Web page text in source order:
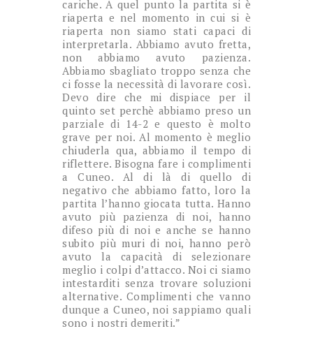
cariche. A quel punto la partita si è
riaperta e nel momento in cui si è
riaperta non siamo stati capaci di
interpretarla. Abbiamo avuto fretta,
non abbiamo avuto pazienza.
Abbiamo sbagliato troppo senza che
ci fosse la necessità di lavorare così.
Devo dire che mi dispiace per il
quinto set perchè abbiamo preso un
parziale di 14-2 e questo è molto
grave per noi. Al momento è meglio
chiuderla qua, abbiamo il tempo di
riflettere. Bisogna fare i complimenti
a Cuneo. Al di là di quello di
negativo che abbiamo fatto, loro la
partita l’hanno giocata tutta. Hanno
avuto più pazienza di noi, hanno
difeso più di noi e anche se hanno
subito più muri di noi, hanno però
avuto la capacità di selezionare
meglio i colpi d’attacco. Noi ci siamo
intestarditi senza trovare soluzioni
alternative. Complimenti che vanno
dunque a Cuneo, noi sappiamo quali
sono i nostri demeriti.”